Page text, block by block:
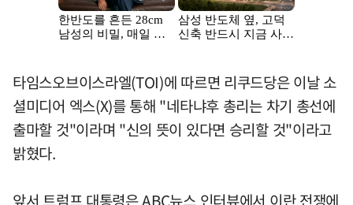
타임스오브이스라엘(TOI)에 따르면 리쿠드당은 이날 소
셜미디어 엑스(X)를 통해 "네타냐후 총리는 차기 총선에
출마할 것"이라며 "신의 뜻이 있다면 승리할 것"이라고
밝혔다.
앞서 트럼프 대통령은 ABC뉴스 인터뷰에서 이란 전쟁에